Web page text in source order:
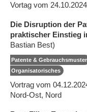
Vortag vom
Die Disruption der
praktischer Einstieg
Bastian Best)
Patente & Gebrauchsmuster
Organisatorisches
Vortrag vom
Nord-Ost, Nord